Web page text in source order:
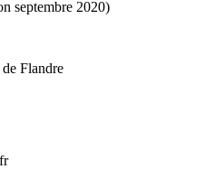
septembre 2020)
Flandre